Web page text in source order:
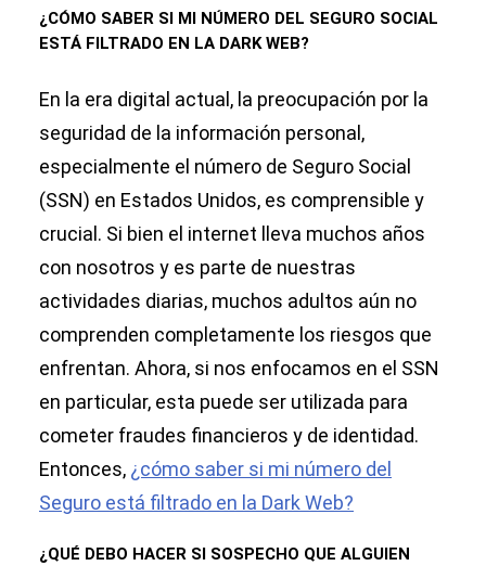
¿CÓMO SABER SI MI NÚMERO DEL SEGURO SOCIAL
ESTÁ FILTRADO EN LA DARK WEB?
En la era digital actual, la preocupación por la
seguridad de la información personal,
especialmente el número de Seguro Social
(SSN) en Estados Unidos, es comprensible y
crucial. Si bien el internet lleva muchos años
con nosotros y es parte de nuestras
actividades diarias, muchos adultos aún no
comprenden completamente los riesgos que
enfrentan. Ahora, si nos enfocamos en el SSN
en particular, esta puede ser utilizada para
cometer fraudes financieros y de identidad.
Entonces, ¿cómo saber si mi número del
Seguro está filtrado en la Dark Web?
¿QUÉ DEBO HACER SI SOSPECHO QUE ALGUIEN